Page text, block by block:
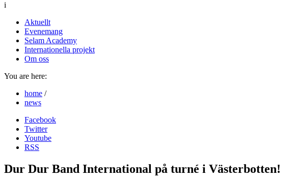
i
Aktuellt
Evenemang
Selam Academy
Internationella projekt
Om oss
You are here:
home /
news
Facebook
Twitter
Youtube
RSS
Dur Dur Band International på turné i Västerbotten!